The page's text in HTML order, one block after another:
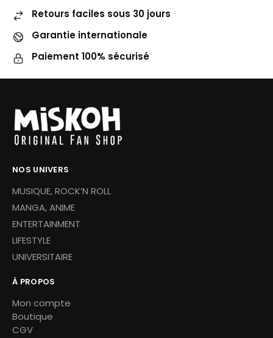
Retours faciles sous 30 jours
Garantie internationale
Paiement 100% sécurisé
NOS UNIVERS
MUSIQUE, ROCK’N ROLL
MANGA, ANIME
ENTERTAINMENT
LIFESTYLE
UNIVERSITAIRE
À PROPOS
Mon compte
Boutique
CGV